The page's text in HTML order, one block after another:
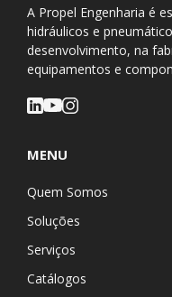
A Propel Engenharia é
hidráulicos e
desenvolvimento, na
equipamentos e
MENU
Quem Somos
Soluções
Serviços
Catálogos